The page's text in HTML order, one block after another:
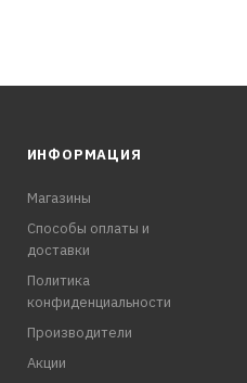
ИНФОРМАЦИЯ
Магазины
Способы оплаты и
доставки
Политика
конфиденциальности
Производители
Акции